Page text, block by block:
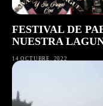
FESTIVAL DE
NUESTRA
14 OCTUBRE, 2022